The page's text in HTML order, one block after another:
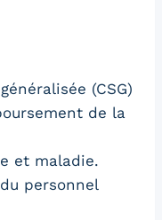
(CSG)
de la
et maladie.
personnel